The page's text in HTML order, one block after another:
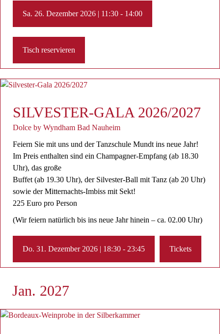
Sa. 26. Dezember 2026 | 11:30 - 14:00
Tisch reservieren
SILVESTER-GALA 2026/2027
Dolce by Wyndham Bad Nauheim
Feiern Sie mit uns und der Tanzschule Mundt ins neue Jahr!
Im Preis enthalten sind ein Champagner-Empfang (ab 18.30
Uhr), das große
Buffet (ab 19.30 Uhr), der Silvester-Ball mit Tanz (ab 20 Uhr)
sowie der Mitternachts-Imbiss mit Sekt!
225 Euro pro Person
(Wir feiern natürlich bis ins neue Jahr hinein – ca. 02.00 Uhr)
Do. 31. Dezember 2026 | 18:30 - 23:45 Tickets
Jan. 2027